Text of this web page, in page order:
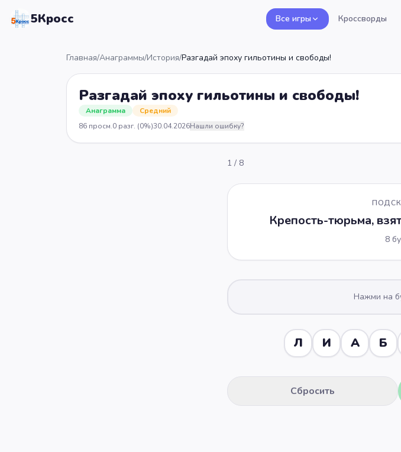
5Кросс Все игры Кроссворды
Главная/Анаграммы/История/Разгадай эпоху гильотины и свободы!
Разгадай эпоху гильотины и свободы!
Анаграмма
Средний
86 просм.0 разг. (0%)30.04.2026Нашли ошибку?
1 / 8
Крепость-тюрьма,
8
Нажми на
Л И А Б
Сбросить